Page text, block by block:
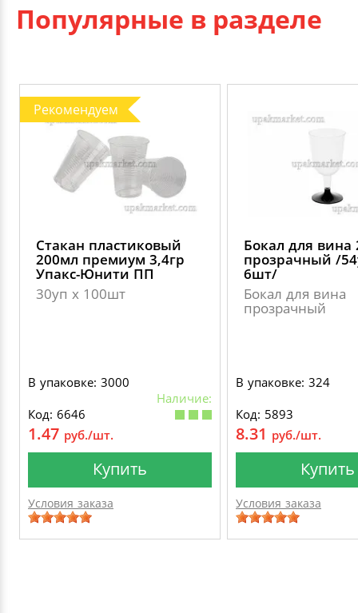
Популярные в разделе
Рекомендуем
Стакан пластиковый
200мл премиум 3,4гр
Упакс-Юнити ПП
30уп х 100шт
В упаковке: 3000
Наличие:
Код: 6646
1.47 руб./шт.
Купить
Условия заказа
Бокал для вина
прозрачный /
6шт/
Бокал для вина
прозрачный
В упаковке: 324
Код: 5893
8.31 руб./шт.
Купить
Условия заказа